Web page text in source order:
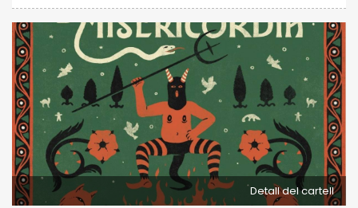
Detall del cartell